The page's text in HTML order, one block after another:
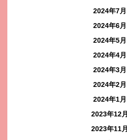
2024年7月
2024年6月
2024年5月
2024年4月
2024年3月
2024年2月
2024年1月
2023年12月
2023年11月